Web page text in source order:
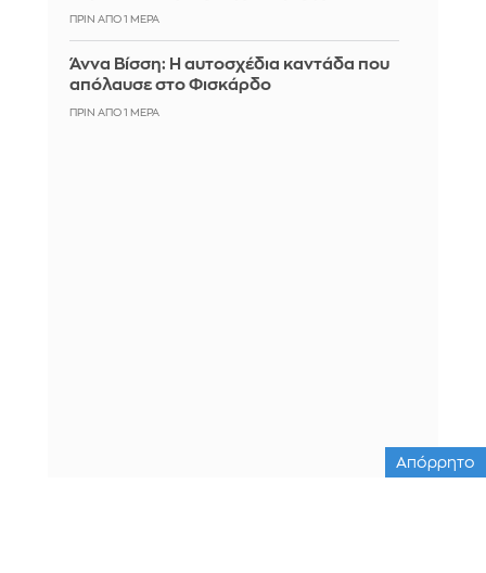
ΠΡΙΝ ΑΠΌ 1 ΜΈΡΑ
Άννα Βίσση: Η αυτοσχέδια καντάδα που
απόλαυσε στο Φισκάρδο
ΠΡΙΝ ΑΠΌ 1 ΜΈΡΑ
Απόρρητο